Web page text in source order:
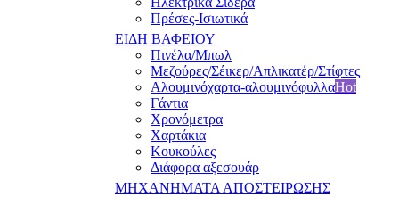
Πρέσες-Ισιωτικά
ΕΙΔΗ ΒΑΦΕΙΟΥ
Πινέλα/Μπωλ
Μεζούρες/Σέικερ/Απλικατέρ/Στίφτες
Αλουμινόχαρτα-αλουμινόφυλλαHot
Γάντια
Χρονόμετρα
Χαρτάκια
Κουκούλες
Διάφορα αξεσουάρ
ΜΗΧΑΝΗΜΑΤΑ ΑΠΟΣΤΕΙΡΩΣΗΣ